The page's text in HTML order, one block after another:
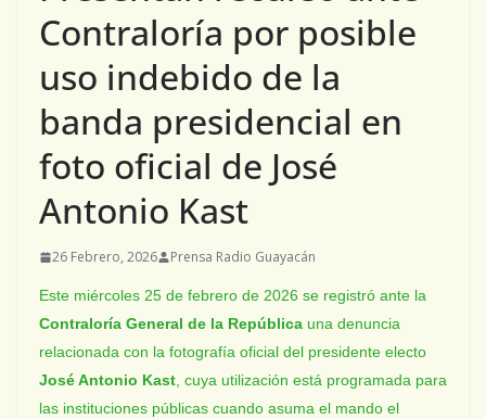
Contraloría por posible
uso indebido de la
banda presidencial en
foto oficial de José
Antonio Kast
26 Febrero, 2026 Prensa Radio Guayacán
Este miércoles 25 de febrero de 2026 se registró ante la
Contraloría General de la República una denuncia
relacionada con la fotografía oficial del presidente electo
José Antonio Kast, cuya utilización está programada para
las instituciones públicas cuando asuma el mando el